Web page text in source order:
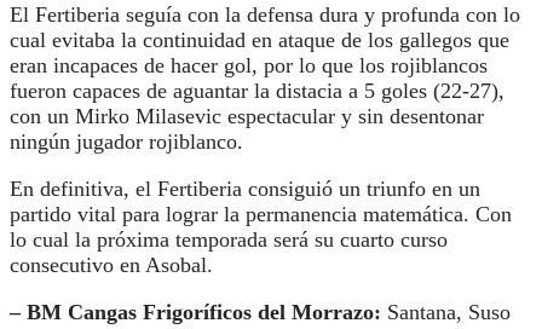
El Fertiberia seguía con la defensa dura y profunda con lo
cual evitaba la continuidad en ataque de los gallegos que
eran incapaces de hacer gol, por lo que los rojiblancos
fueron capaces de aguantar la distacia a 5 goles (22-27),
con un Mirko Milasevic espectacular y sin desentonar
ningún jugador rojiblanco.
En definitiva, el Fertiberia consiguió un triunfo en un
partido vital para lograr la permanencia matemática. Con
lo cual la próxima temporada será su cuarto curso
consecutivo en Asobal.
– BM Cangas Frigoríficos del Morrazo: Santana, Suso